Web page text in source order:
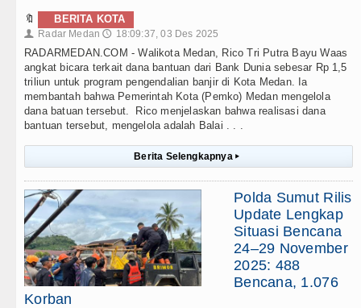
🔖 BERITA KOTA
👤 Radar Medan 🕔 18:09:37, 03 Des 2025
RADARMEDAN.COM - Walikota Medan, Rico Tri Putra Bayu Waas
angkat bicara terkait dana bantuan dari Bank Dunia sebesar Rp 1,5
triliun untuk program pengendalian banjir di Kota Medan. Ia
membantah bahwa Pemerintah Kota (Pemko) Medan mengelola
dana batuan tersebut. Rico menjelaskan bahwa realisasi dana
bantuan tersebut, mengelola adalah Balai . . .
Berita Selengkapnya ▸
Polda Sumut Rilis
Update Lengkap
Situasi Bencana
24–29 November
2025: 488
Bencana, 1.076
Korban